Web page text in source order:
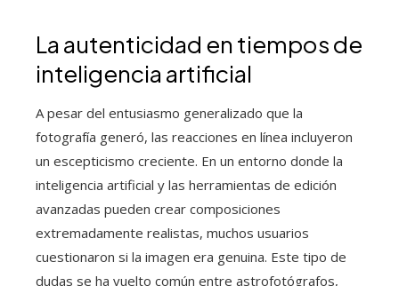
La autenticidad en tiempos de
inteligencia artificial
A pesar del entusiasmo generalizado que la
fotografía generó, las reacciones en línea incluyeron
un escepticismo creciente. En un entorno donde la
inteligencia artificial y las herramientas de edición
avanzadas pueden crear composiciones
extremadamente realistas, muchos usuarios
cuestionaron si la imagen era genuina. Este tipo de
dudas se ha vuelto común entre astrofotógrafos,